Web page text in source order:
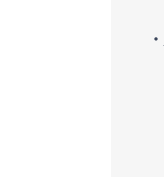
・